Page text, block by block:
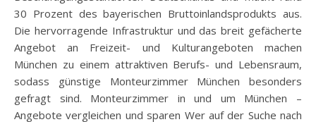
30 Prozent des bayerischen Bruttoinlandsprodukts aus.
Die hervorragende Infrastruktur und das breit gefächerte
Angebot an Freizeit- und Kulturangeboten machen
München zu einem attraktiven Berufs- und Lebensraum,
sodass günstige Monteurzimmer München besonders
gefragt sind. Monteurzimmer in und um München –
Angebote vergleichen und sparen Wer auf der Suche nach